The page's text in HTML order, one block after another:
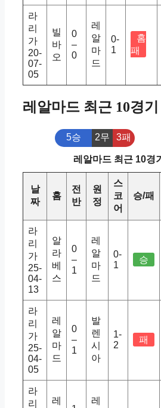
라
리
가
20-
07-
05
빌
바
오
0
–
0
레
알
마
드
0-
1
홈
패
레알마드 최근 10경기
5승 2무 3패
레알마드 최근 10경기
날
짜
홈
전
반
원
정
스
코
어
승/패
라
리
가
25-
04-
13
알
라
베
스
0
–
1
레
알
마
드
0-
1
승
라
리
가
25-
04-
05
레
알
마
드
0
–
1
발
렌
시
아
1-
2
패
라
리
레
레